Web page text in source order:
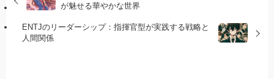
が魅せる華やかな世界
ENTJのリーダーシップ：指揮官型が実践する戦略と
人間関係